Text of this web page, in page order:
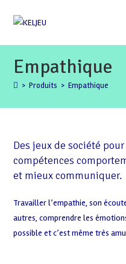
Empathique
> Produits > Empathique
Des jeux de société
compétences
et mieux communiquer.
Travailler l’empathie, son
autres, comprendre les
possible et c’est même très